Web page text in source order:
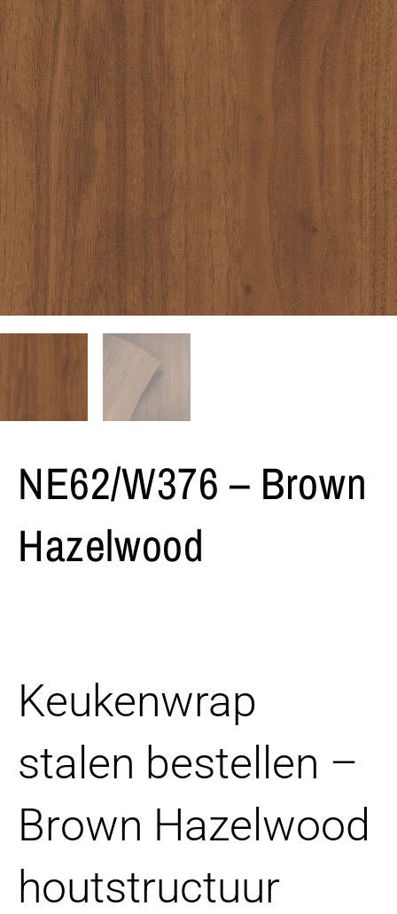
NE62/W376 – Brown
Hazelwood
Keukenwrap
stalen bestellen –
Brown Hazelwood
houtstructuur